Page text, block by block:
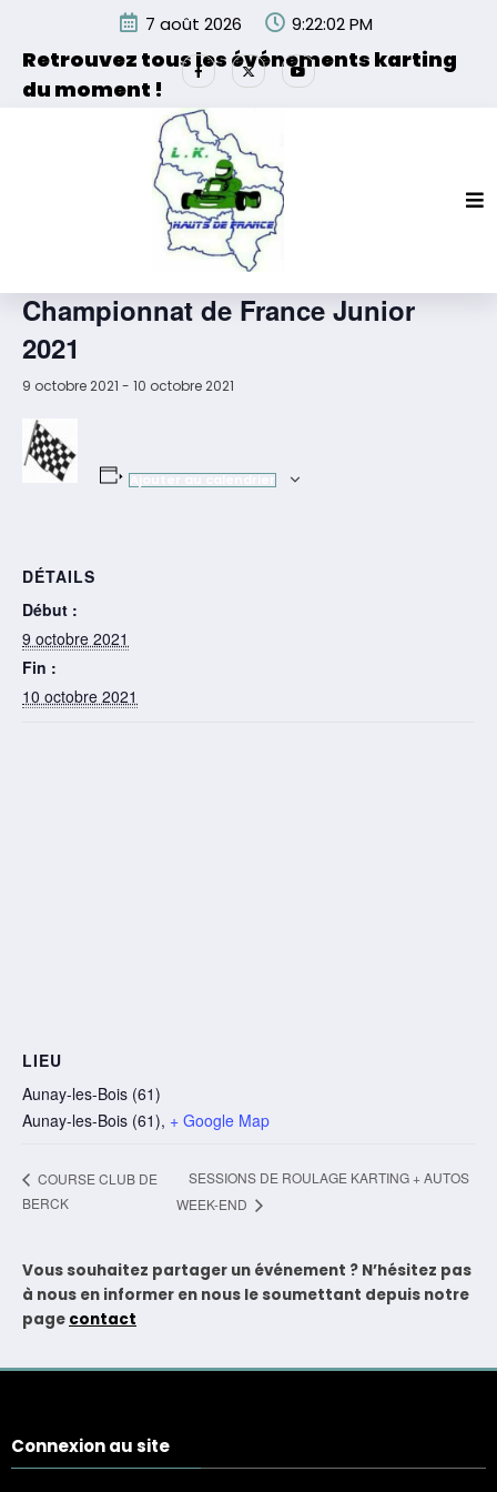
contenu
7 août 2026 9:22:02 PM
Retrouvez tous les événements karting
du moment !
Les événements organisés par la Ligue de Karting des
Hauts de France et de ses partenaires.
« Tous les Évènements
Cet évènement est passé.
Championnat de France Junior
2021
9 octobre 2021 - 10 octobre 2021
Ajouter au calendrier
DÉTAILS
Début :
9 octobre 2021
Fin :
10 octobre 2021
LIEU
Aunay-les-Bois (61)
Aunay-les-Bois (61), + Google Map
COURSE CLUB DE
BERCK
SESSIONS DE ROULAGE KARTING + AUTOS
WEEK-END
Vous souhaitez partager un événement ? N’hésitez pas
à nous en informer en nous le soumettant depuis notre
page contact
Connexion au site